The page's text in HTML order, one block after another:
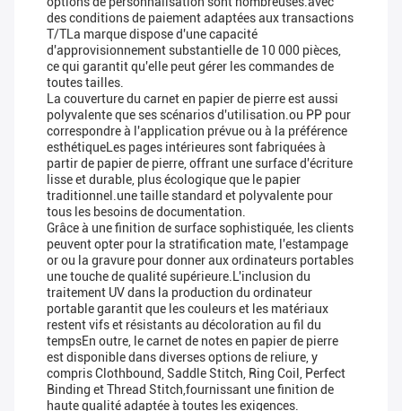
des conditions de paiement adaptées aux transactions
T/TLa marque dispose d'une capacité
d'approvisionnement substantielle de 10 000 pièces,
ce qui garantit qu'elle peut gérer les commandes de
toutes tailles.
La couverture du carnet en papier de pierre est aussi
polyvalente que ses scénarios d'utilisation.ou PP pour
correspondre à l'application prévue ou à la préférence
esthétiqueLes pages intérieures sont fabriquées à
partir de papier de pierre, offrant une surface d'écriture
lisse et durable, plus écologique que le papier
traditionnel.une taille standard et polyvalente pour
tous les besoins de documentation.
Grâce à une finition de surface sophistiquée, les clients
peuvent opter pour la stratification mate, l'estampage
or ou la gravure pour donner aux ordinateurs portables
une touche de qualité supérieure.L'inclusion du
traitement UV dans la production du ordinateur
portable garantit que les couleurs et les matériaux
restent vifs et résistants au décoloration au fil du
tempsEn outre, le carnet de notes en papier de pierre
est disponible dans diverses options de reliure, y
compris Clothbound, Saddle Stitch, Ring Coil, Perfect
Binding et Thread Stitch,fournissant une finition de
haute qualité adaptée à toutes les exigences.